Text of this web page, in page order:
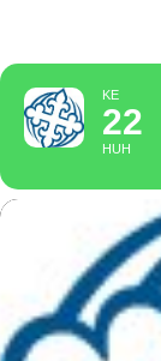
KE
22
HUH